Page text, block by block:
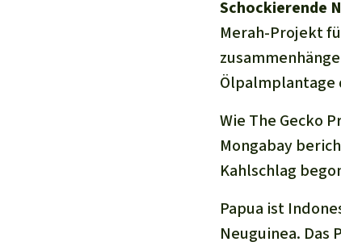
Schockierende
Merah-Projekt
Ölpalmplantage
Wie The Gecko
Mongabay
Kahlschlag
Papua ist
Neuguinea.